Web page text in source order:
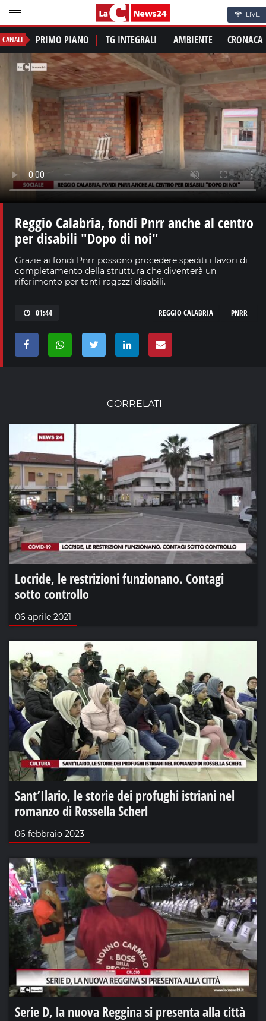
LIVE
CANALI PRIMO PIANO TG INTEGRALI AMBIENTE CRONACA
Reggio Calabria, fondi Pnrr anche al centro
per disabili "Dopo di noi"
Grazie ai fondi Pnrr possono procedere spediti i lavori di
completamento della struttura che diventerà un
riferimento per tanti ragazzi disabili.
01:44 PNRR
REGGIO CALABRIA
CORRELATI
Locride, le restrizioni funzionano. Contagi
sotto controllo
06 aprile 2021
Sant’Ilario, le storie dei profughi istriani nel
romanzo di Rossella Scherl
06 febbraio 2023
Serie D, la nuova Reggina si presenta alla città